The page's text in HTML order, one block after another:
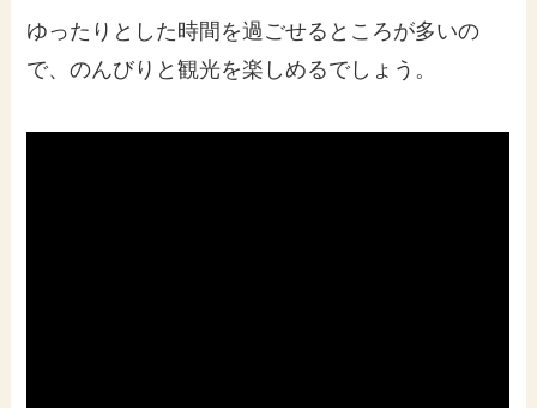
ゆったりとした時間を過ごせるところが多いの
で、のんびりと観光を楽しめるでしょう。